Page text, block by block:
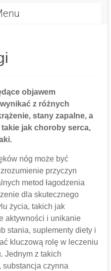
objawem
z różnych
stany zapalne, a
jak choroby serca,
nóg może być
przyczyn
metod łagodzenia
dla skutecznego
życia, takich jak
aktywności i unikanie
stania, suplementy diety i
kluczową rolę w leczeniu
Jednym z takich
substancja czynna